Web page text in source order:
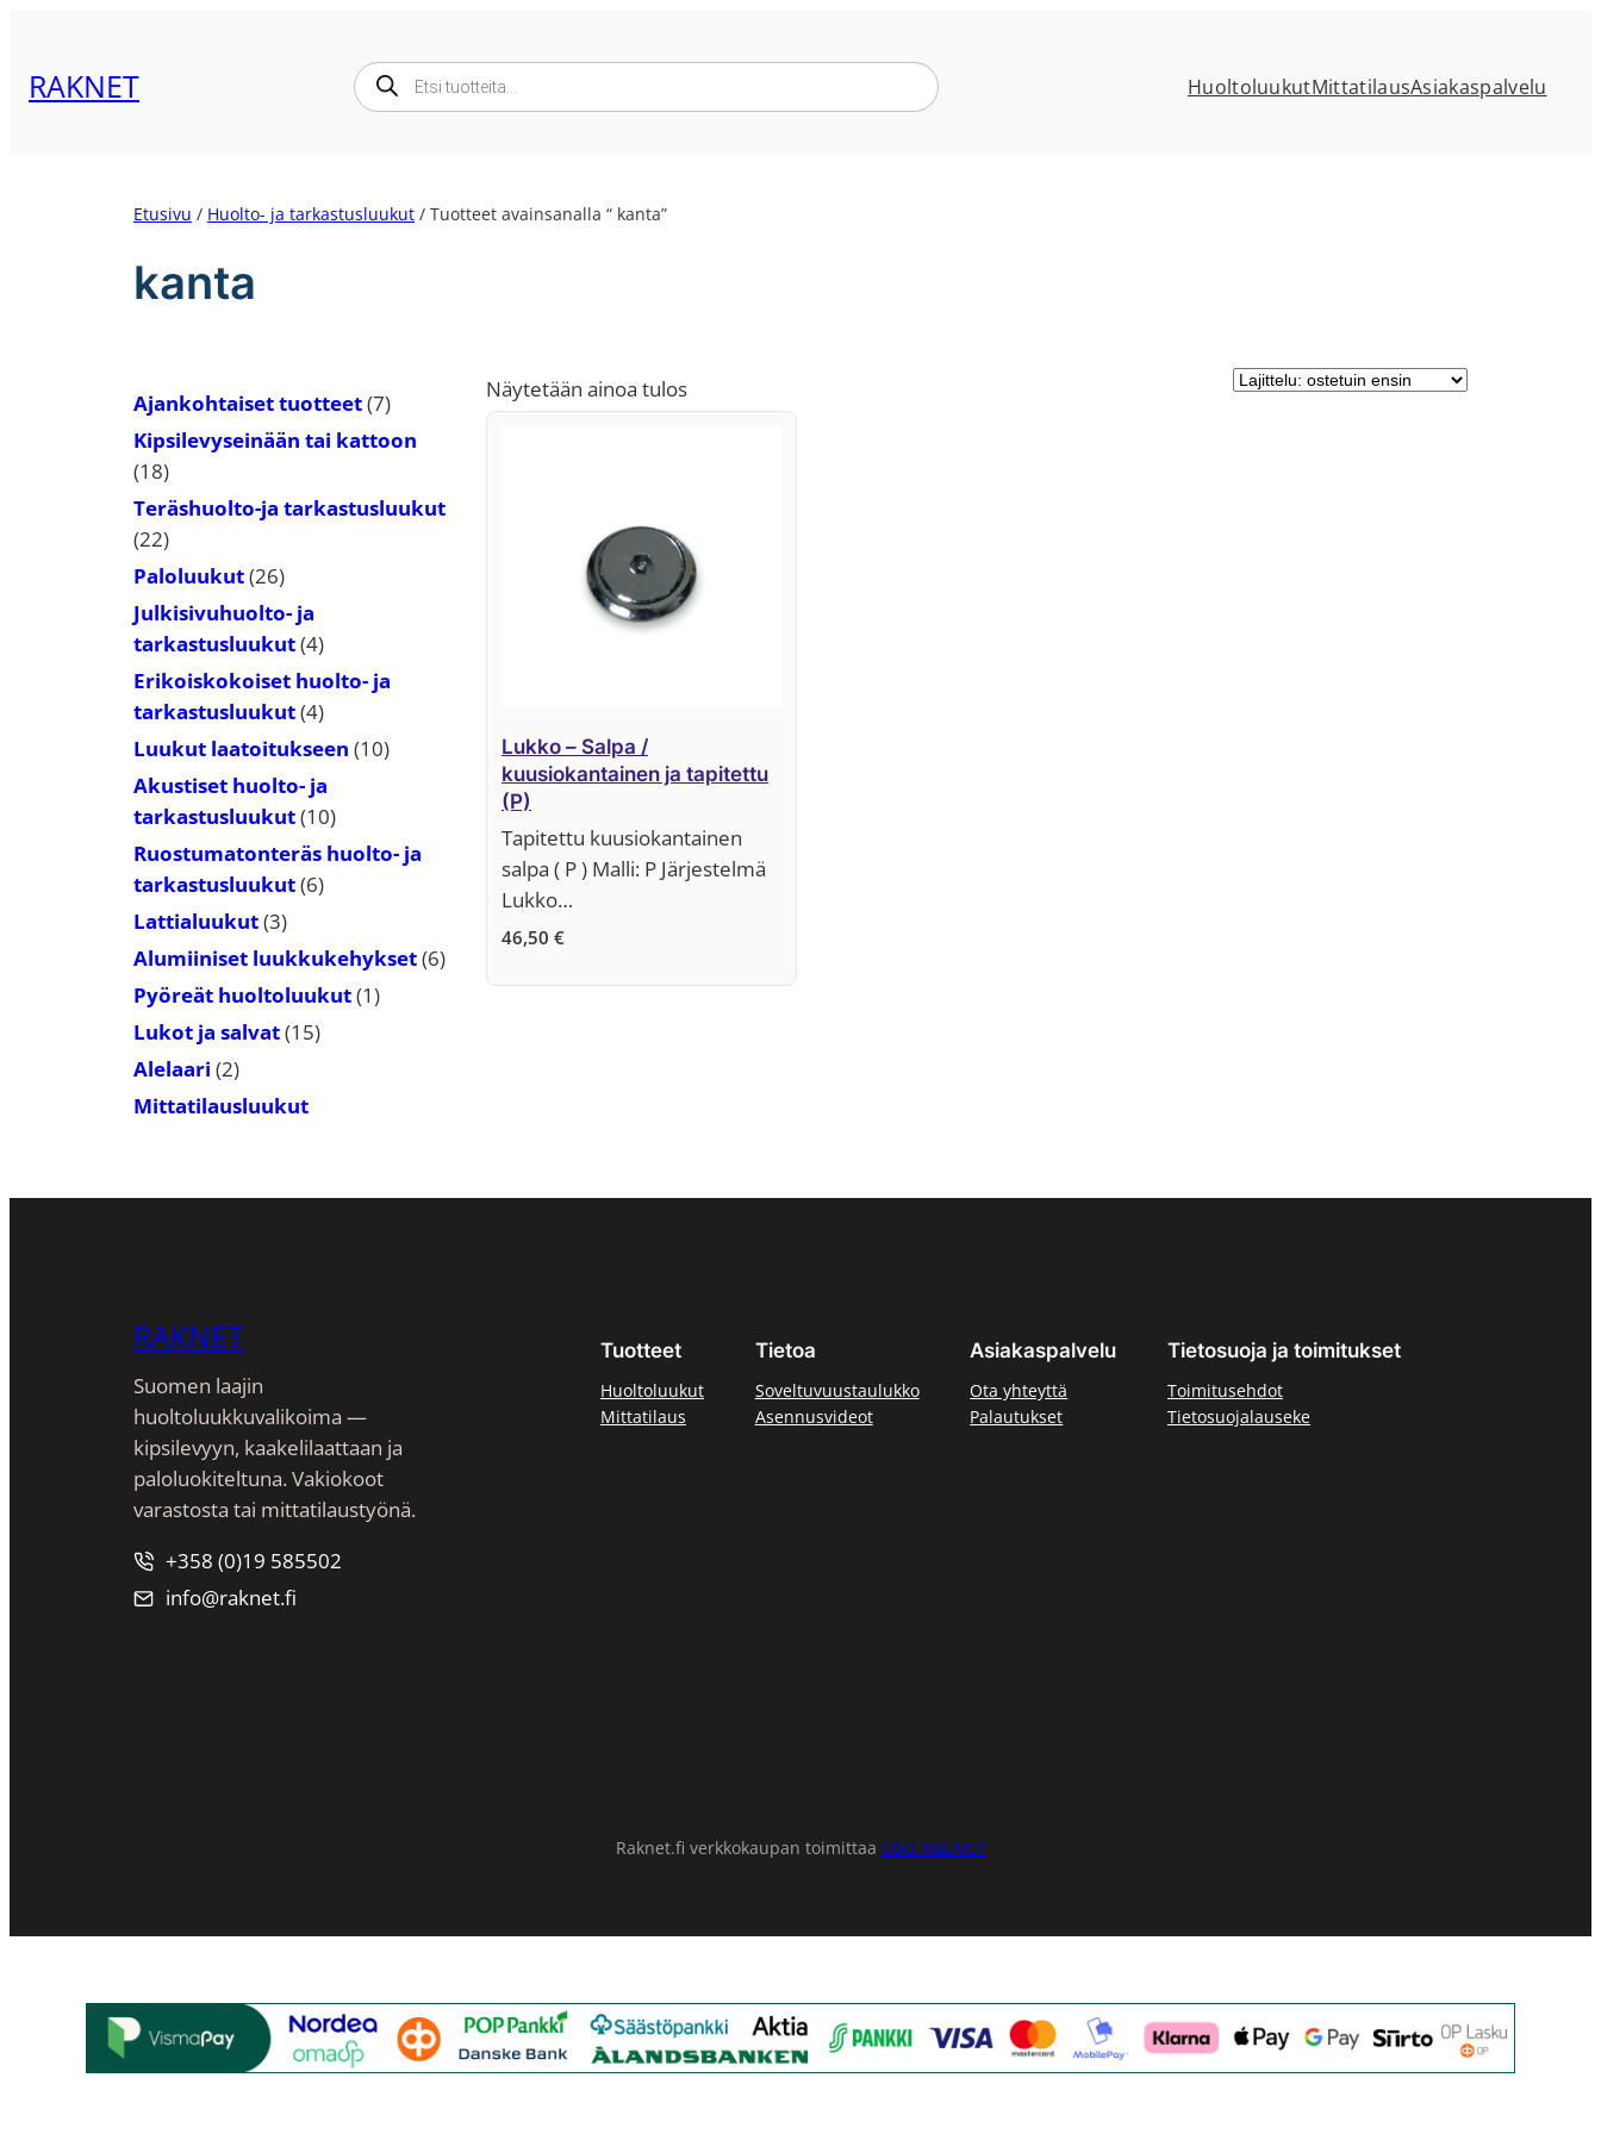
RAKNET Products
search HuoltoluukutMittatilausAsiakaspalvelu
Etusivu / Huolto- ja tarkastusluukut / Tuotteet avainsanalla “ kanta”
kanta
Ajankohtaiset tuotteet 77
tuotetta
Kipsilevyseinään tai kattoon
1818
tuotetta
Teräshuolto-ja tarkastusluukut
2222
tuotetta
Paloluukut 2626
tuotetta
Julkisivuhuolto- ja
tarkastusluukut 44
tuotetta
Erikoiskokoiset huolto- ja
tarkastusluukut 44
tuotetta
Luukut laatoitukseen 1010
Akustiset huolto- ja
tarkastusluukut 1010
tuotetta
Ruostumatonteräs huolto- ja
tarkastusluukut 66
Lattialuukut 33
tuotetta
Alumiiniset luukkukehykset 66
Pyöreät huoltoluukut 11
Lukot ja salvat 1515
Alelaari 22
tuotetta
Mittatilausluukut
Näytetään ainoa tulos
Lukko – Salpa /
kuusiokantainen ja tapitettu
(P)
Tapitettu kuusiokantainen
salpa ( P ) Malli: P Järjestelmä
Lukko…
46,50 €
RAKNET
Suomen laajin
huoltoluukkuvalikoima —
kipsilevyyn, kaakeli­laattaan ja
paloluokiteltuna. Vakiokoot
varastosta tai mittatilaustyönä.
+358 (0)19 585502
info@raknet.fi
Tuotteet
Huoltoluukut
Mittatilaus
Tietoa
Soveltuvuustaulukko
Asennusvideot
Asiakaspalvelu
Ota yhteyttä
Palautukset
Tietosuoja ja toimitukset
Toimitusehdot
Tietosuojalauseke
Raknet.fi verkkokaupan toimittaa OSU AGENCY